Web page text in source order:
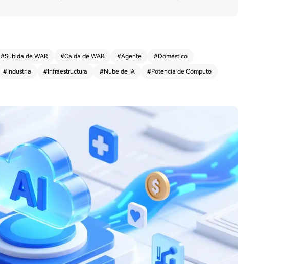
#Subida de WAR #Caída de WAR #Agente #Doméstico
#Industria #Infraestructura #Nube de IA #Potencia de Cómputo